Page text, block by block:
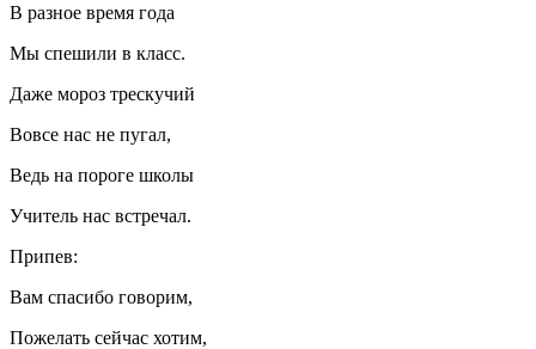
В разное время года
Мы спешили в класс.
Даже мороз трескучий
Вовсе нас не пугал,
Ведь на пороге школы
Учитель нас встречал.
Припев:
Вам спасибо говорим,
Пожелать сейчас хотим,